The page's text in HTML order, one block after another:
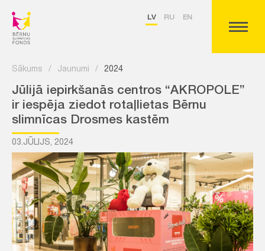
LV RU EN
Sākums / Jaunumi / 2024
Jūlijā iepirkšanās centros “AKROPOLE”
ir iespēja ziedot rotaļlietas Bērnu
slimnīcas Drosmes kastēm
03.JŪLIJS, 2024